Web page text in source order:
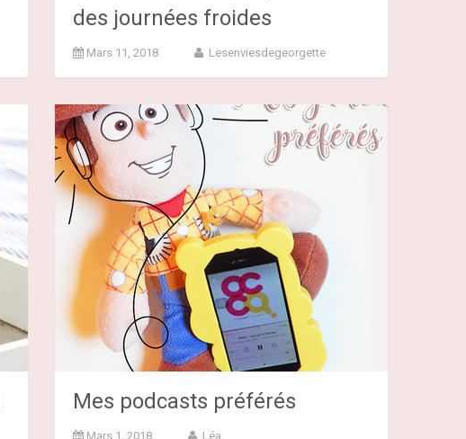
des journées froides
Mars 11, 2018 Lesenviesdegeorgette
Mes podcasts préférés
Mars 1, 2018 Léa